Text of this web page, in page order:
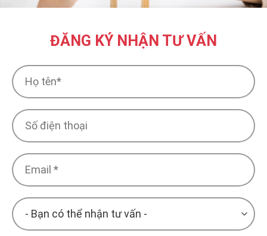
ĐĂNG KÝ NHẬN TƯ VẤN